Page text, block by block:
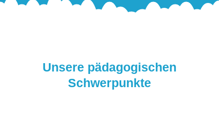
Unsere pädagogischen
Schwerpunkte